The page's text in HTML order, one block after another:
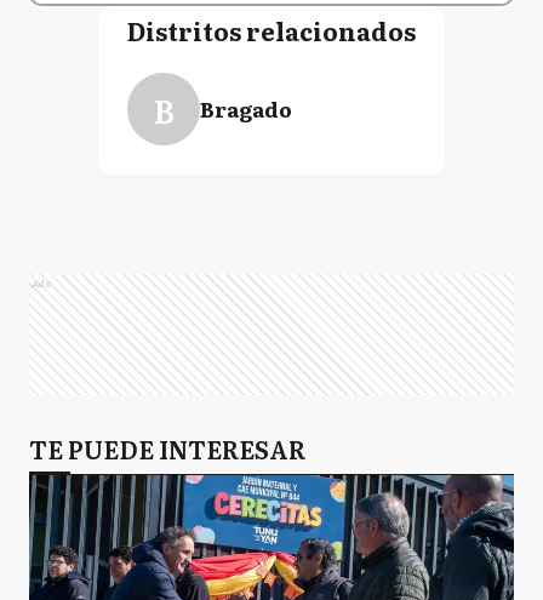
Distritos relacionados
B Bragado
Ads
TE PUEDE INTERESAR